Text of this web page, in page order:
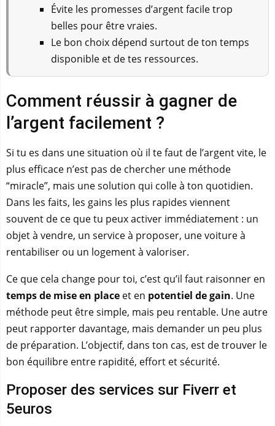
Évite les promesses d’argent facile trop
belles pour être vraies.
Le bon choix dépend surtout de ton temps
disponible et de tes ressources.
Comment réussir à gagner de
l’argent facilement ?
Si tu es dans une situation où il te faut de l’argent vite, le
plus efficace n’est pas de chercher une méthode
“miracle”, mais une solution qui colle à ton quotidien.
Dans les faits, les gains les plus rapides viennent
souvent de ce que tu peux activer immédiatement : un
objet à vendre, un service à proposer, une voiture à
rentabiliser ou un logement à valoriser.
Ce que cela change pour toi, c’est qu’il faut raisonner en
temps de mise en place et en potentiel de gain. Une
méthode peut être simple, mais peu rentable. Une autre
peut rapporter davantage, mais demander un peu plus
de préparation. L’objectif, dans ton cas, est de trouver le
bon équilibre entre rapidité, effort et sécurité.
Proposer des services sur Fiverr et
5euros